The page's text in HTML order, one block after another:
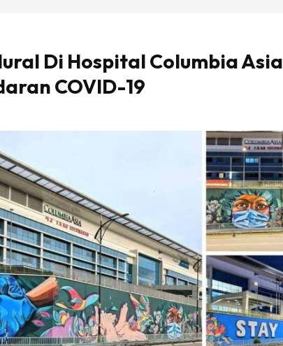
KLIK DI SEENI
Di Hospital Columbia Asia
COVID-19